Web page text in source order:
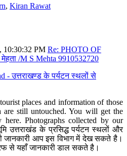
, Kiran Rawat
10:30:32 PM Re: PHOTO OF
/M S Mehta 9910532720
- उत्तराखण्ड के पर्यटन स्थलों से
places and information of those
are still untouched. You will get the
Photographs collected by our
उत्तराखंड के प्रसिद्ध पर्यटन स्थलों और
आप इस विभाग में देख सकते है।
से यहाँ जानकारी डाल सकते है।